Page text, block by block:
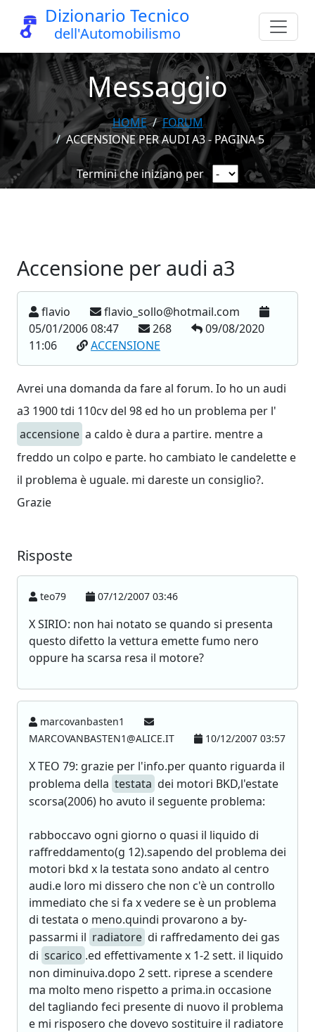
Dizionario Tecnico
dell'Automobilismo
Messaggio
HOME
FORUM
ACCENSIONE PER AUDI A3 - PAGINA 5
Termini che iniziano per
Accensione per audi a3
flavio
flavio_sollo@hotmail.com
05/01/2006 08:47
268
09/08/2020
11:06
ACCENSIONE
Avrei una domanda da fare al forum. Io ho un audi
a3 1900 tdi 110cv del 98 ed ho un problema per l'
accensione a caldo è dura a partire. mentre a
freddo un colpo e parte. ho cambiato le candelette e
il problema è uguale. mi dareste un consiglio?.
Grazie
Risposte
teo79 07/12/2007 03:46
X SIRIO: non hai notato se quando si presenta
questo difetto la vettura emette fumo nero
oppure ha scarsa resa il motore?
marcovanbasten1
MARCOVANBASTEN1@ALICE.IT
10/12/2007 03:57
X TEO 79: grazie per l'info.per quanto riguarda il
problema della testata dei motori BKD,l'estate
scorsa(2006) ho avuto il seguente problema:
rabboccavo ogni giorno o quasi il liquido di
raffreddamento(g 12).sapendo del problema dei
motori bkd x la testata sono andato al centro
audi.e loro mi dissero che non c'è un controllo
immediato che si fa x vedere se è un problema
di testata o meno.quindi provarono a by-
passarmi il radiatore di raffredamento dei gas
di scarico .ed effettivamente x 1-2 sett. il liquido
non diminuiva.dopo 2 sett. riprese a scendere
ma molto meno rispetto a prima.in occasione
del tagliando feci presente di nuovo il problema
e mi risposero che dovevo sostituire il radiatore